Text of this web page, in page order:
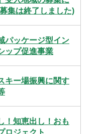
集は終了しました)
パッケージ型イン
ップ促進事業
キー場振興に関す
！知恵出し！おも
ロジェクト